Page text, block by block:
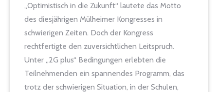
„Optimistisch in die Zukunft“ lautete das Motto
des diesjährigen Mülheimer Kongresses in
schwierigen Zeiten. Doch der Kongress
rechtfertigte den zuversichtlichen Leitspruch.
Unter „2G plus“ Bedingungen erlebten die
Teilnehmenden ein spannendes Programm, das
trotz der schwierigen Situation, in der Schulen,